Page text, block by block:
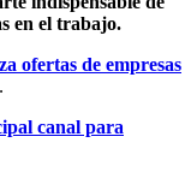
en el trabajo.
ofertas de empresas
.
canal para